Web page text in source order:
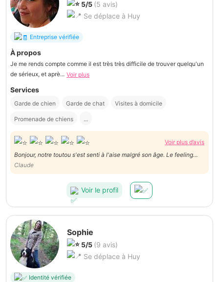
5/5 (5 avis)
Se déplace à Huy
Entreprise vérifiée
À propos
Je me rends compte comme il est très très difficile de trouver quelqu'un
de sérieux, et aprè... Voir plus
Services
Garde de chien Garde de chat Visites à domicile
Promenade de chiens ...
Voir plus d’avis
Bonjour, notre toutou s'est senti à l'aise malgré son âge. Le feeling
avec les personnes est exceptionnel. Encore merci à eux ! Claude
Claude
Voir le profil
Sophie
5/5 (9 avis)
Se déplace à Huy
Identité vérifiée